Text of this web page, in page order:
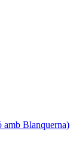
amb Blanquerna)